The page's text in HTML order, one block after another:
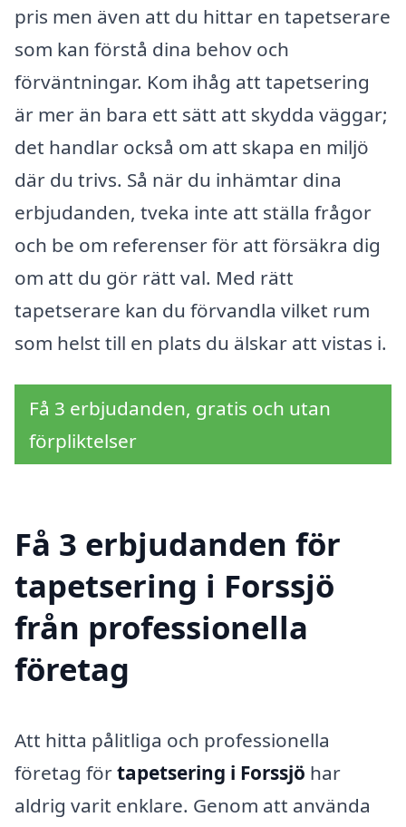
pris men även att du hittar en tapetserare
som kan förstå dina behov och
förväntningar. Kom ihåg att tapetsering
är mer än bara ett sätt att skydda väggar;
det handlar också om att skapa en miljö
där du trivs. Så när du inhämtar dina
erbjudanden, tveka inte att ställa frågor
och be om referenser för att försäkra dig
om att du gör rätt val. Med rätt
tapetserare kan du förvandla vilket rum
som helst till en plats du älskar att vistas i.
Få 3 erbjudanden, gratis och utan
förpliktelser
Få 3 erbjudanden för
tapetsering i Forssjö
från professionella
företag
Att hitta pålitliga och professionella
företag förtapetsering i Forssjö har
aldrig varit enklare. Genom att använda